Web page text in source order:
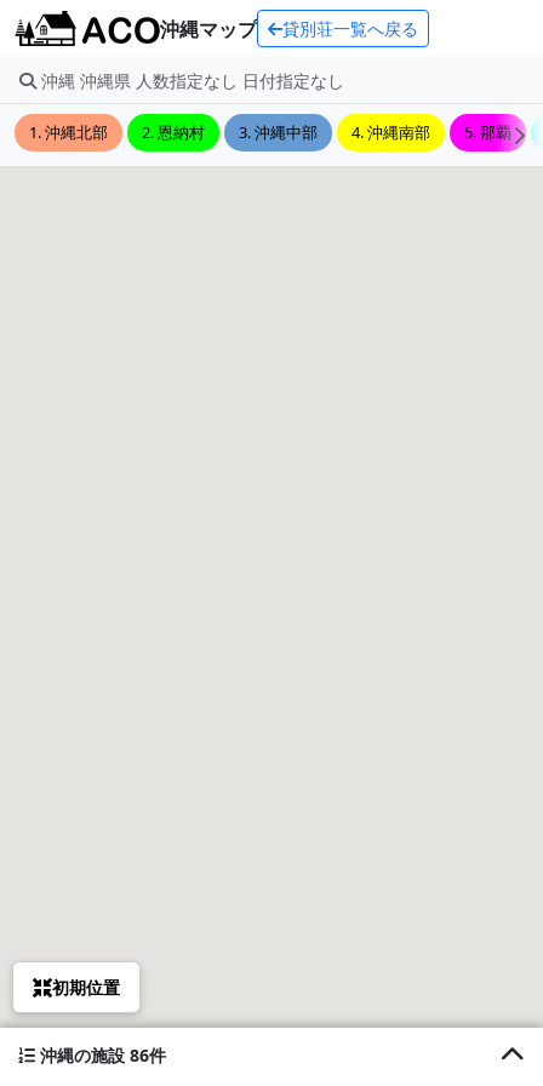
沖縄マップ 貸別荘一覧へ戻る
沖縄 沖縄県 人数指定なし 日付指定なし
1. 沖縄北部 2. 恩納村 3. 沖縄中部 4. 沖縄南部 5. 那覇
初期位置
沖縄の施設 86件1. 屋我地島でんハウス